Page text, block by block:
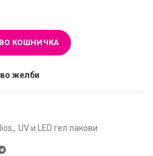
КОШНИЧКА
желби
, UV и LED гел лакови